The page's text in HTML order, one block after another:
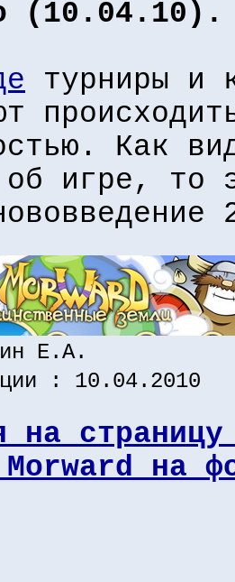
(10.04.10).
турниры и
Как
об игре, то
Е.А.
: 10.04.2010
на
на